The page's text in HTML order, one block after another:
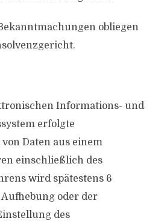
obliegen
Informations- und
erfolgte
Daten aus einem
einschließlich des
wird spätestens 6
oder der
des